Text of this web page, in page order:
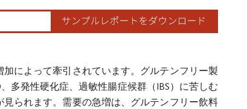
によって牽引されています。グルテンフリー製
多発性硬化症、過敏性腸症候群（IBS）に苦しむ
られます。需要の急増は、グルテンフリー飲料